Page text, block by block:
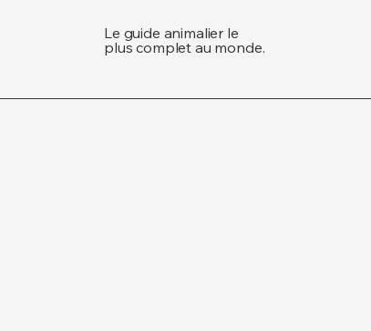
Le guide animalier le
plus complet au monde.